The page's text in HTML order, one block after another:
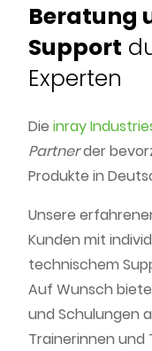
Beratung
Support
Experten
Dieinray
Partnerder
Produkte in
Unsere
Kunden mit
technischem
Auf Wunsch
und Schulungen
Trainerinnen und